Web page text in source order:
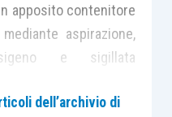
apposito contenitore
aspirazione,
e sigillata
dell’archivio di